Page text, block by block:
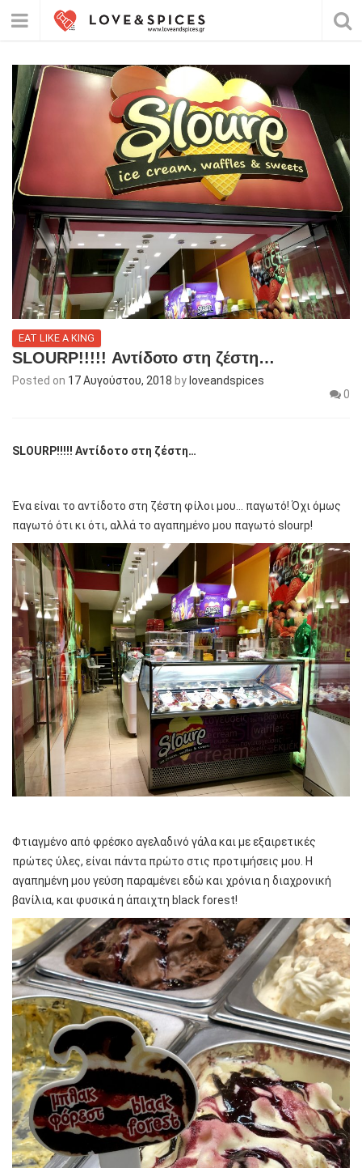
EAT LIKE A KING
SLOURP!!!!! Αντίδοτο στη ζέστη…
Posted on 17 Αυγούστου, 2018 byloveandspices
0
SLOURP!!!!! Αντίδοτο στη ζέστη…
Ένα είναι το αντίδοτο στη ζέστη φίλοι μου… παγωτό! Όχι όμως
παγωτό ότι κι ότι, αλλά το αγαπημένο μου παγωτό slourp!
Φτιαγμένο από φρέσκο αγελαδινό γάλα και με εξαιρετικές
πρώτες ύλες, είναι πάντα πρώτο στις προτιμήσεις μου. Η
αγαπημένη μου γεύση παραμένει εδώ και χρόνια η διαχρονική
βανίλια, και φυσικά η άπαιχτη black forest!